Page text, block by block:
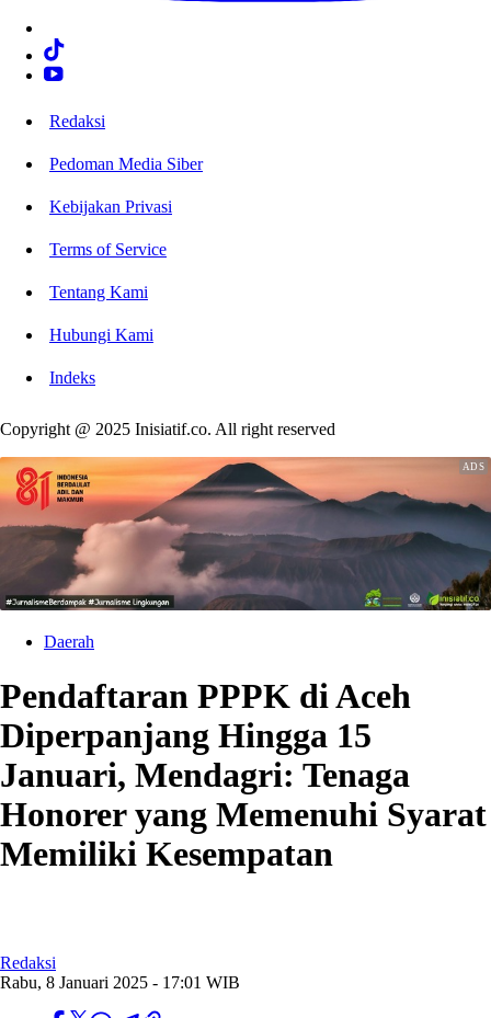
Redaksi
Pedoman Media Siber
Kebijakan Privasi
Terms of Service
Tentang Kami
Hubungi Kami
Indeks
Copyright @ 2025 Inisiatif.co. All right reserved
Daerah
Pendaftaran PPPK di Aceh
Diperpanjang Hingga 15
Januari, Mendagri: Tenaga
Honorer yang Memenuhi Syarat
Memiliki Kesempatan
Redaksi
Rabu, 8 Januari 2025 - 17:01 WIB